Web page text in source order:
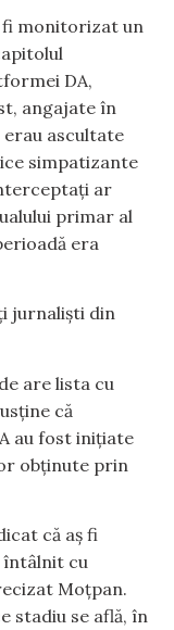
fi monitorizat un
DA,
angajate în
ascultate
simpatizante
ar
primar al
era
jurnaliști din
are lista cu
că
au fost inițiate
obținute prin
că aș fi
întâlnit cu
Moțpan.
stadiu se află, în